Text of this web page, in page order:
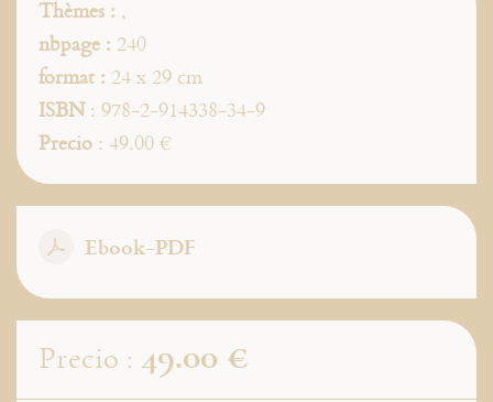
Thèmes : ,
nbpage : 240
format : 24 x 29 cm
ISBN: 978-2-914338-34-9
Precio : 49.00 €
Ebook-PDF
Precio : 49.00 €